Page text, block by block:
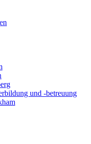
und -betreuung